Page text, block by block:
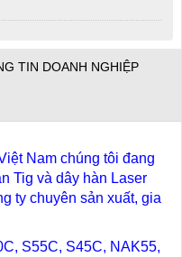
TIN DOANH NGHIỆP
Nam chúng tôi đang
Tig và dây hàn Laser
ty chuyên sản xuất, gia
S55C, S45C, NAK55,